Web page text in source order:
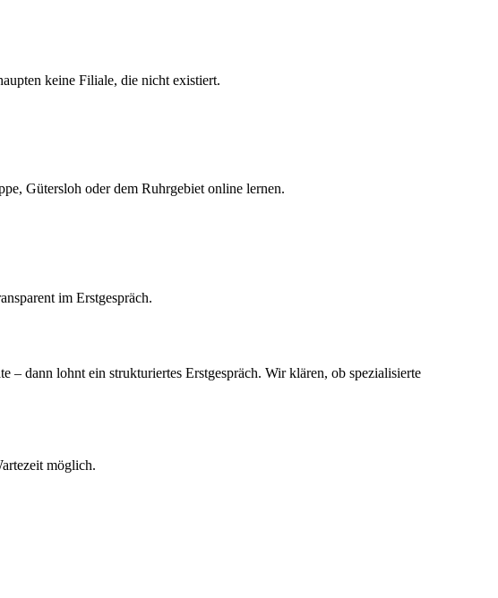
keine Filiale, die nicht existiert.
Gütersloh oder dem Ruhrgebiet online lernen.
im Erstgespräch.
– dann lohnt ein strukturiertes Erstgespräch. Wir klären, ob spezialisierte
möglich.